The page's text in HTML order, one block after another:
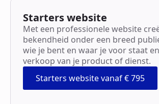
Starters website
Met een professionele website
bekendheid onder een breed
wie je bent en waar je voor staat
verkoop van je product of dienst.
Starters website vanaf € 795